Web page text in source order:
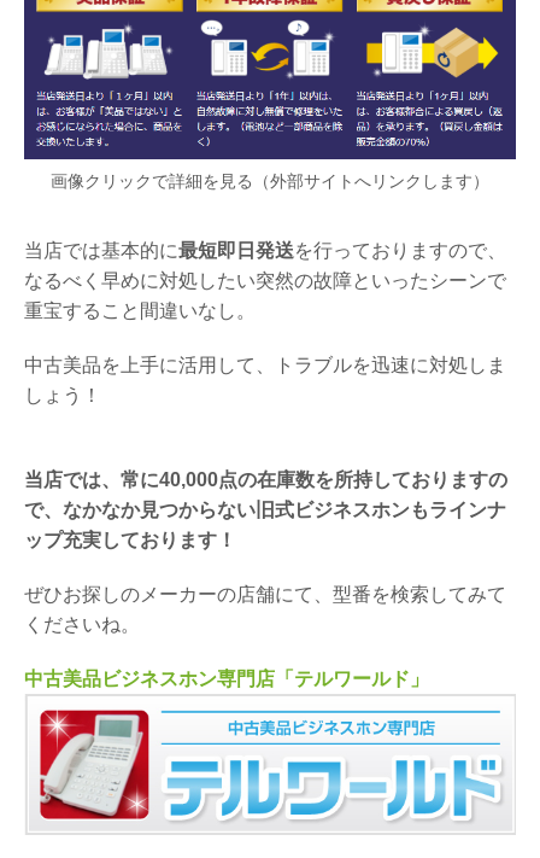
画像クリックで詳細を見る（外部サイトへリンクします）
当店では基本的に最短即日発送を行っておりますので、
なるべく早めに対処したい突然の故障といったシーンで
重宝すること間違いなし。
中古美品を上手に活用して、トラブルを迅速に対処しま
しょう！
当店では、常に40,000点の在庫数を所持しておりますの
で、なかなか見つからない旧式ビジネスホンもラインナ
ップ充実しております！
ぜひお探しのメーカーの店舗にて、型番を検索してみて
くださいね。
中古美品ビジネスホン専門店「テルワールド」